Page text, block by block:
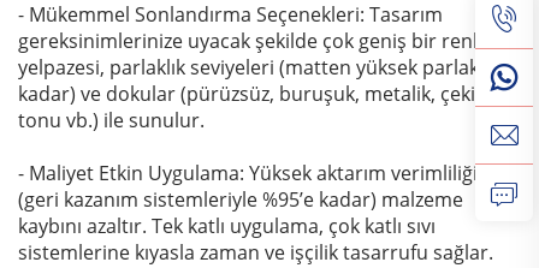
- Mükemmel Sonlandırma Seçenekleri: Tasarım
gereksinimlerinize uyacak şekilde çok geniş bir renk
yelpazesi, parlaklık seviyeleri (matten yüksek parlaklığa
kadar) ve dokular (pürüzsüz, buruşuk, metalik, çekici
tonu vb.) ile sunulur.
- Maliyet Etkin Uygulama: Yüksek aktarım verimliliği
(geri kazanım sistemleriyle %95’e kadar) malzeme
kaybını azaltır. Tek katlı uygulama, çok katlı sıvı
sistemlerine kıyasla zaman ve işçilik tasarrufu sağlar.